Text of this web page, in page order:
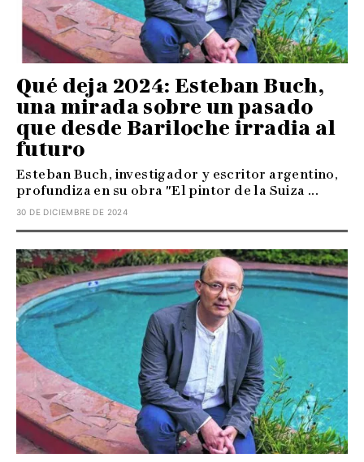
Qué deja 2024: Esteban Buch,
una mirada sobre un pasado
que desde Bariloche irradia al
futuro
Esteban Buch, investigador y escritor argentino,
profundiza en su obra "El pintor de la Suiza ...
30 DE DICIEMBRE DE 2024